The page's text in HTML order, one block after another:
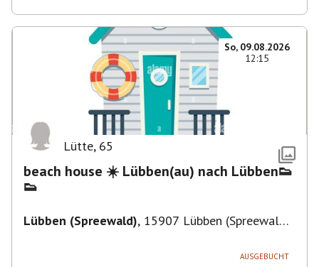
So, 09.08.2026
12:15
Lütte, 65
beach house ☀️ Lübben(au) nach Lübben👟
👟
Lübben (Spreewald), 15907 Lübben (Spreewald),
AUSGEBUCHT